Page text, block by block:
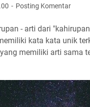
Posting Komentar
- arti dari
kata kata unik
memiliki arti sama